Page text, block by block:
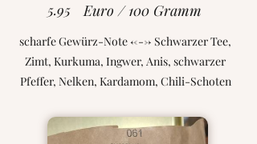
5.95 Euro / 100 Gramm
scharfe Gewürz-Note <---> Schwarzer Tee,
Zimt, Kurkuma, Ingwer, Anis, schwarzer
Pfeffer, Nelken, Kardamom, Chili-Schoten